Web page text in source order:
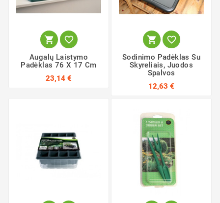
 
Augalų Laistymo
Padėklas 76 X 17 Cm
23,14 €
 
Sodinimo Padėklas Su
Skyreliais, Juodos
Spalvos
12,63 €